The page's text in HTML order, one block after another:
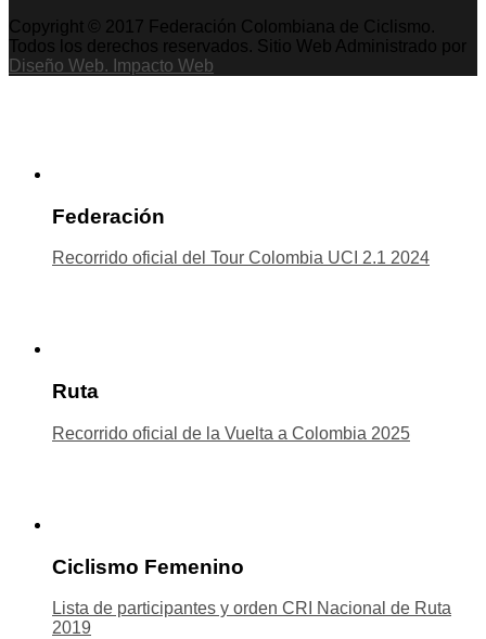
Copyright © 2017 Federación Colombiana de Ciclismo.
Todos los derechos reservados. Sitio Web Administrado por
Diseño Web. Impacto Web
Federación
Recorrido oficial del Tour Colombia UCI 2.1 2024
Ruta
Recorrido oficial de la Vuelta a Colombia 2025
Ciclismo Femenino
Lista de participantes y orden CRI Nacional de Ruta
2019